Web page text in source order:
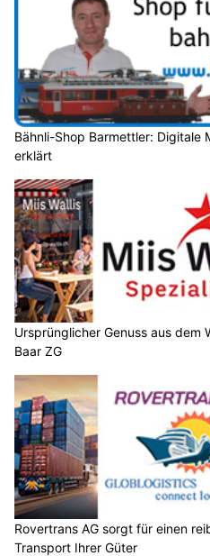
Bähnli-Shop Barmettler: Digitale
erklärt
Ursprünglicher Genuss aus dem
Baar ZG
Rovertrans AG sorgt für einen
Transport Ihrer Güter